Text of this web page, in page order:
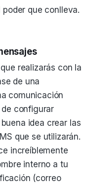
que conlleva.
realizarás con la
de una
comunicación
configurar
idea crear las
que se utilizarán.
increíblemente
interno a tu
(correo